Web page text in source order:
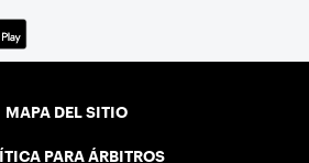
MAPA DEL SITIO
PARA ÁRBITROS